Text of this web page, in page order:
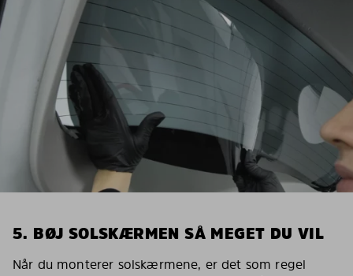
5. BØJ SOLSKÆRMEN SÅ MEGET DU VIL
Når du monterer solskærmene, er det som regel